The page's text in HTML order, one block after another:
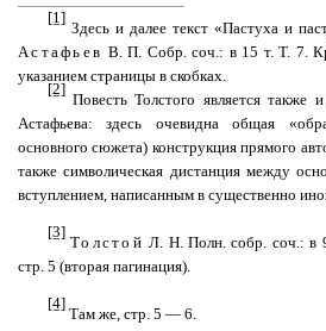
[1]
Здесь и далее текст «Пастуха и
Астафьев В. П. Собр. соч.: в 15 т. Т. 7.
указанием страницы в скобках.
[2]
Повесть Толстого является также
Астафьева: здесь очевидна общая
основного сюжета) конструкция прямого
также символическая дистанция между
вступлением, написанным в существенно
[3]
Толстой Л. Н. Полн. собр. соч.:
стр. 5 (вторая пагинация).
[4]
Там же, стр. 5 — 6.